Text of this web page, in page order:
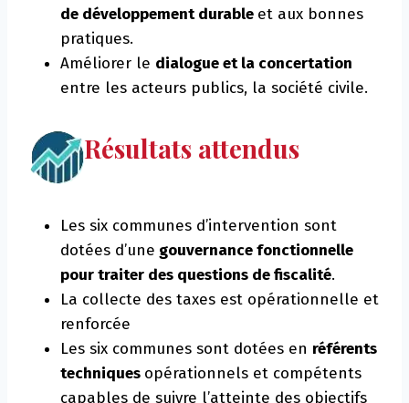
de développement durable et aux bonnes
pratiques.
Améliorer le dialogue et la concertation
entre les acteurs publics, la société civile.
Résultats attendus
Les six communes d’intervention sont
dotées d’une gouvernance fonctionnelle
pour traiter des questions de fiscalité.
La collecte des taxes est opérationnelle et
renforcée
Les six communes sont dotées en référents
techniques opérationnels et compétents
capables de suivre l’atteinte des objectifs